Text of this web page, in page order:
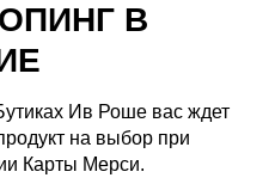
В
Ив Роше вас ждет
на выбор при
Карты Мерси.